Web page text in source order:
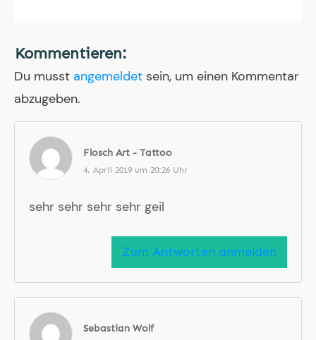
Kommentieren:
Du musst angemeldet sein, um einen Kommentar
abzugeben.
Flosch Art - Tattoo
4. April 2019 um 20:26 Uhr
sehr sehr sehr sehr geil
Zum Antworten anmelden
Sebastian Wolf